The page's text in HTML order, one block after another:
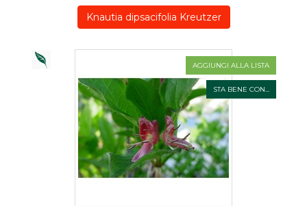
Knautia dipsacifolia Kreutzer
AGGIUNGI ALLA LISTA
STA BENE CON...